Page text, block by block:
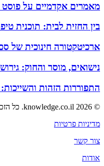
מאמרים אקדמיים על
בין החזית לבית: תוכנית
ארכיטקטורה חינוכית של
נישואים, מוסר והחוק:
התפוררות הזהות
© 2026 knowledge.co.il. כל הזכויות שמורות.
מדיניות פרטיות
צור קשר
אודות